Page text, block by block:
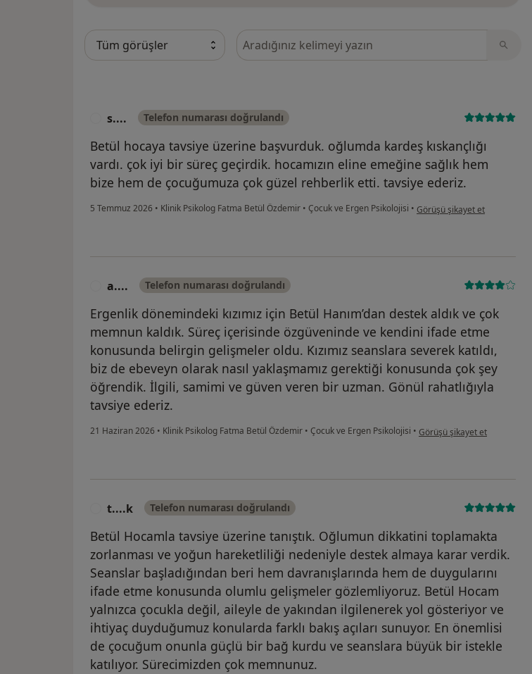
Görüşler içerisinde ara
s.... Telefon numarası doğrulandı
Betül hocaya tavsiye üzerine başvurduk. oğlumda kardeş kıskançlığı
vardı. çok iyi bir süreç geçirdik. hocamızın eline emeğine sağlık hem
bize hem de çocuğumuza çok güzel rehberlik etti. tavsiye ederiz.
5 Temmuz 2026 • Klinik Psikolog Fatma Betül Özdemir • Çocuk ve Ergen Psikolojisi • kullanıcının görüşüne göre s....
Görüşü şikayet et
a.... Telefon numarası doğrulandı
Ergenlik dönemindeki kızımız için Betül Hanım’dan destek aldık ve çok
memnun kaldık. Süreç içerisinde özgüveninde ve kendini ifade etme
konusunda belirgin gelişmeler oldu. Kızımız seanslara severek katıldı,
biz de ebeveyn olarak nasıl yaklaşmamız gerektiği konusunda çok şey
öğrendik. İlgili, samimi ve güven veren bir uzman. Gönül rahatlığıyla
tavsiye ederiz.
21 Haziran 2026 • Klinik Psikolog Fatma Betül Özdemir • Çocuk ve Ergen Psikolojisi • kullanıcının görüşüne göre a....
Görüşü şikayet et
t....k Telefon numarası doğrulandı
Betül Hocamla tavsiye üzerine tanıştık. Oğlumun dikkatini toplamakta
zorlanması ve yoğun hareketliliği nedeniyle destek almaya karar verdik.
Seanslar başladığından beri hem davranışlarında hem de duygularını
ifade etme konusunda olumlu gelişmeler gözlemliyoruz. Betül Hocam
yalnızca çocukla değil, aileyle de yakından ilgilenerek yol gösteriyor ve
ihtiyaç duyduğumuz konularda farklı bakış açıları sunuyor. En önemlisi
de çocuğum onunla güçlü bir bağ kurdu ve seanslara büyük bir istekle
katılıyor. Sürecimizden çok memnunuz.